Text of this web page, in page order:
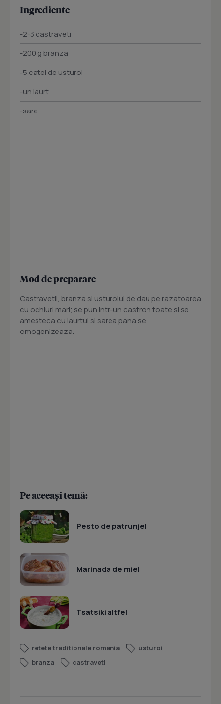
Ingrediente
-2-3 castraveti
-200 g branza
-5 catei de usturoi
-un iaurt
-sare
Mod de preparare
Castravetii, branza si usturoiul de dau pe razatoarea
cu ochiuri mari; se pun intr-un castron toate si se
amesteca cu iaurtul si sarea pana se
omogenizeaza.
Pe aceeași temă:
Pesto de patrunjel
Marinada de miel
Tsatsiki altfel
retete traditionale romania
usturoi
branza
castraveti